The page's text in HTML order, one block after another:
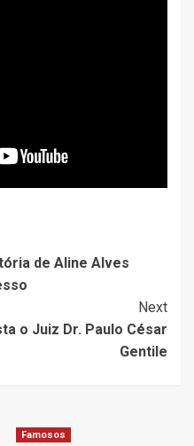
de Aline Alves
Next
o Juiz Dr. Paulo César
Gentile
Famosos